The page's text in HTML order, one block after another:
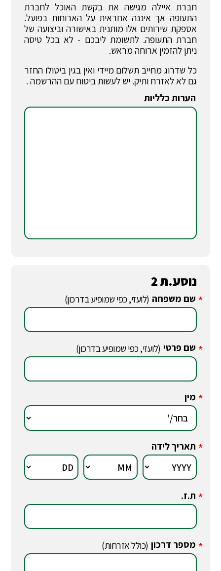
חברת איילה מגישה את בקשת האוכל לחברת
התעופה אך איננה אחראית על הארוחות בפועל.
אספקת שירותים אלו מותנית באישורה וביצועה של
חברת התעופה. לתשומת ליבכם - לא בכל טיסה
ניתן להזמין ארוחה מראש.
כל שדרוג מחייב תשלום מיידי ואין בגין ביטולו החזר
גם לא לאזרח ותיק. יש לעשות ביטוח עם ההרשמה .
הערות כלליות
נוסע.ת 2
* שם משפחה (לועזי, כפי שמופיע בדרכון)
* שם פרטי (לועזי, כפי שמופיע בדרכון)
* מין
* תאריך לידה
* ת.ז.
* מספר דרכון (כולל אזרחות)